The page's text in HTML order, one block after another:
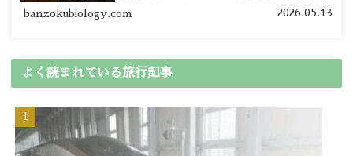
banzokubiology.com 2026.05.13
よく読まれている旅行記事